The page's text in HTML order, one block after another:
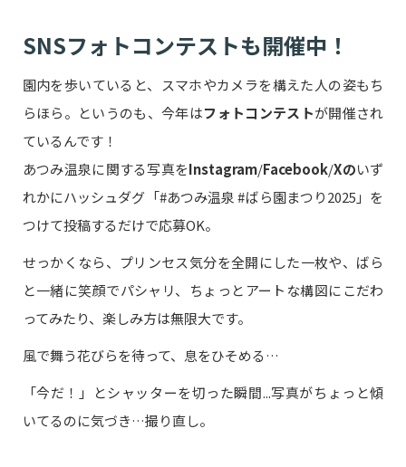
SNSフォトコンテストも開催中！
園内を歩いていると、スマホやカメラを構えた人の姿もち
らほら。というのも、今年はフォトコンテストが開催され
ているんです！
あつみ温泉に関する写真をInstagram/Facebook/Xのいず
れかにハッシュダグ「#あつみ温泉 #ばら園まつり2025」を
つけて投稿するだけで応募OK。
せっかくなら、プリンセス気分を全開にした一枚や、ばら
と一緒に笑顔でパシャリ、ちょっとアートな構図にこだわ
ってみたり、楽しみ方は無限大です。
風で舞う花びらを待って、息をひそめる…
「今だ！」とシャッターを切った瞬間...写真がちょっと傾
いてるのに気づき…撮り直し。